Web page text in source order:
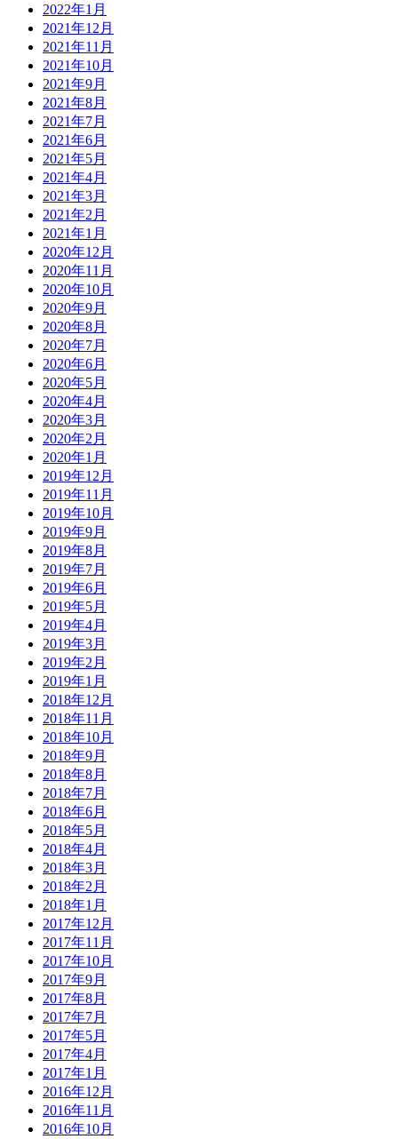
2022年1月
2021年12月
2021年11月
2021年10月
2021年9月
2021年8月
2021年7月
2021年6月
2021年5月
2021年4月
2021年3月
2021年2月
2021年1月
2020年12月
2020年11月
2020年10月
2020年9月
2020年8月
2020年7月
2020年6月
2020年5月
2020年4月
2020年3月
2020年2月
2020年1月
2019年12月
2019年11月
2019年10月
2019年9月
2019年8月
2019年7月
2019年6月
2019年5月
2019年4月
2019年3月
2019年2月
2019年1月
2018年12月
2018年11月
2018年10月
2018年9月
2018年8月
2018年7月
2018年6月
2018年5月
2018年4月
2018年3月
2018年2月
2018年1月
2017年12月
2017年11月
2017年10月
2017年9月
2017年8月
2017年7月
2017年5月
2017年4月
2017年1月
2016年12月
2016年11月
2016年10月